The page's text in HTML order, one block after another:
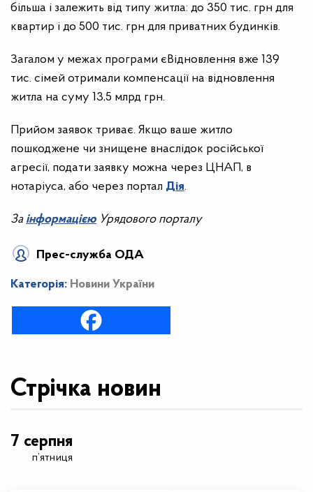
більша і залежить від типу житла: до 350 тис. грн для
квартир і до 500 тис. грн для приватних будинків.
Загалом у межах програми єВідновлення вже 139
тис. сімей отримали компенсації на відновлення
житла на суму 13,5 млрд грн.
Прийом заявок триває. Якщо ваше житло
пошкоджене чи знищене внаслідок російської
агресії, подати заявку можна через ЦНАП, в
нотаріуса, або через портал Дія.
За інформацією Урядового порталу
Прес-служба ОДА
Категорія: Новини України
Стрічка новин
7 серпня
п’ятниця